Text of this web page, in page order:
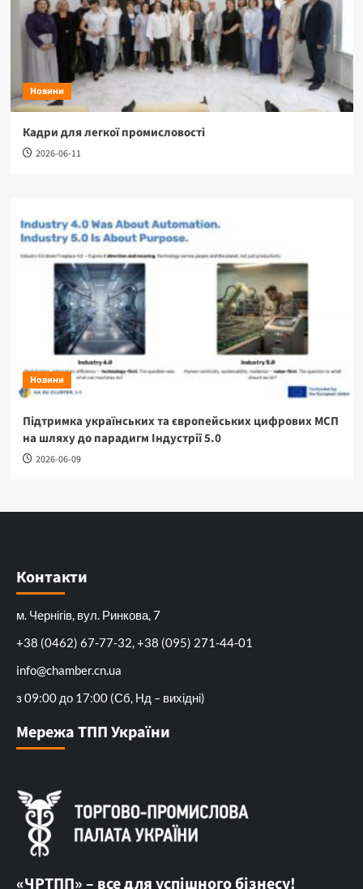
Новини
Кадри для легкої промисловості
2026-06-11
Новини
Підтримка українських та європейських цифрових МСП
на шляху до парадигм Індустрії 5.0
2026-06-09
Контакти
м. Чернігів, вул. Ринкова, 7
+38 (0462) 67-77-32, +38 (095) 271-44-01
info@chamber.cn.ua
з 09:00 до 17:00 (Сб, Нд – вихідні)
Мережа ТПП України
«ЧРТПП» – все для успішного бізнесу!